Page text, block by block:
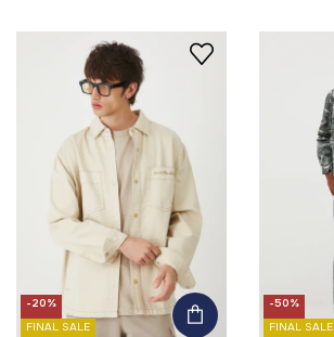
-20%
FINAL SALE
-50%
FINAL SALE